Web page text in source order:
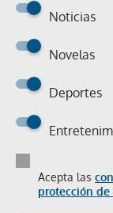
Noticias
Novelas
Deportes
Acepta las
protección de